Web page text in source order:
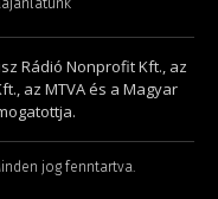
Rádió Nonprofit Kft., az
az MTVA és a Magyar
jog fenntartva.